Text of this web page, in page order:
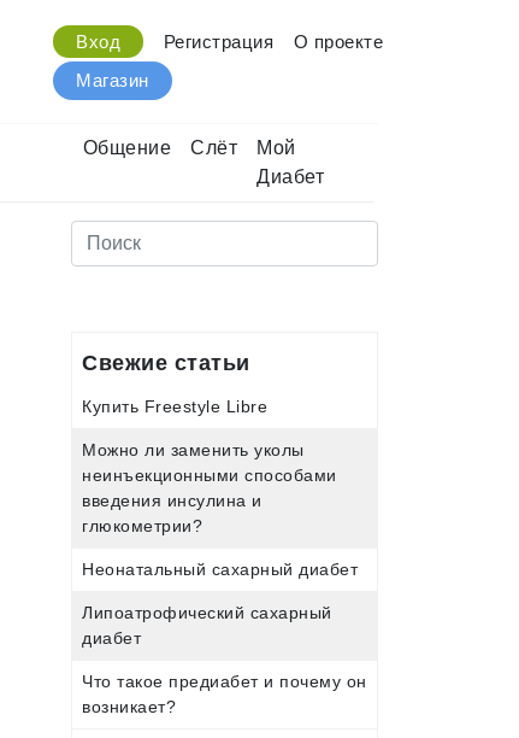
Вход Регистрация
О проекте
Магазин
Общение Слёт
Мой
Диабет
Свежие статьи
Купить Freestyle Libre
Можно ли заменить уколы
неинъекционными способами
введения инсулина и
глюкометрии?
Неонатальный сахарный диабет
Липоатрофический сахарный
диабет
Что такое предиабет и почему он
возникает?